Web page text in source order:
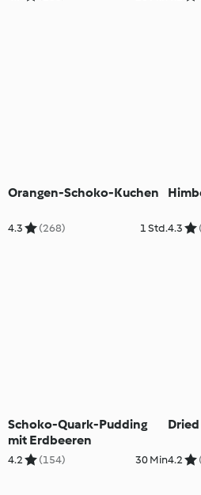
Orangen-Schoko-Kuchen
4.3 (268) 1 Std.4.3
Schoko-Quark-Pudding
mit Erdbeeren
4.2 (154) 30 Min4.2